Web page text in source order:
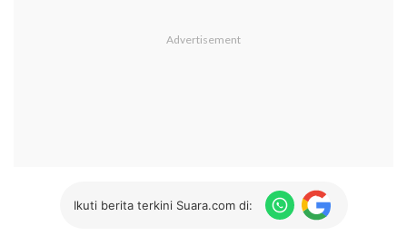
Ikuti berita terkini Suara.com di: